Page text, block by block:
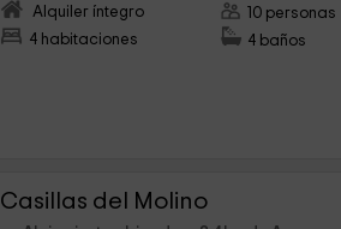
Alquiler íntegro
4 habitaciones
10 personas
4 baños
Casillas del Molino